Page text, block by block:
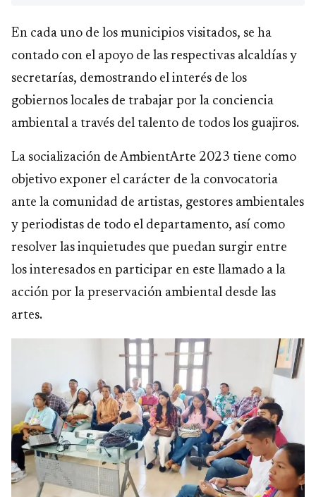
En cada uno de los municipios visitados, se ha
contado con el apoyo de las respectivas alcaldías y
secretarías, demostrando el interés de los
gobiernos locales de trabajar por la conciencia
ambiental a través del talento de todos los guajiros.
La socialización de AmbientArte 2023 tiene como
objetivo exponer el carácter de la convocatoria
ante la comunidad de artistas, gestores ambientales
y periodistas de todo el departamento, así como
resolver las inquietudes que puedan surgir entre
los interesados en participar en este llamado a la
acción por la preservación ambiental desde las
artes.